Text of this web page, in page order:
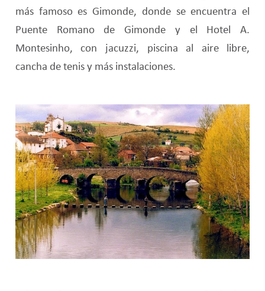
más famoso es Gimonde, donde se encuentra el
Puente Romano de Gimonde y el Hotel A.
Montesinho, con jacuzzi, piscina al aire libre,
cancha de tenis y más instalaciones.